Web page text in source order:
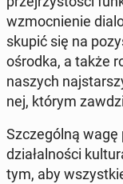
wzmoc­nie­nie
skupić się na
ośrodka, a także
naszych
nej, którym
Szcze­gól­ną
dzia­łal­no­ści
tym, aby